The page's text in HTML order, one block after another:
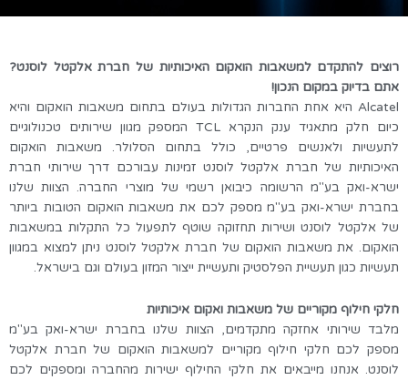
רוצים להתקדם למשאבות הואקום האיכותיות של חברת אלקטל לוסנט?
אתם בדיוק במקום הנכון!
Alcatel היא אחת החברות הגדולות בעולם בתחום משאבות הואקום והיא
כיום חלק מתאגיד ענק הנקרא TCL המספק מגוון שירותים טכנולוגיים
לתעשיות ולאנשים פרטיים, כולל בתחום הסלולר. משאבות הואקום
האיכותיות של חברת אלקטל לוסנט זמינות עבורכם דרך שירותי חברת
ישרא-ואק בע"מ הרשומה כיבואן רשמי של מוצרי החברה. הצוות שלנו
בחברת ישרא-ואק בע"מ מספק לכם את משאבות הואקום הטובות ביותר
של אלקטל לוסנט ושירות תחזוקה שוטף לתפעול כל התקלות במשאבות
הואקום. את משאבות הואקום של חברת אלקטל לוסנט ניתן למצוא במגוון
תעשיות כגון תעשיית הפלסטיק ותעשיית ייצור המזון בעולם וגם בישראל.
חלקי חילוף מקוריים של משאבות ואקום איכותיות
מלבד שירותי אחזקה מתקדמים, הצוות שלנו בחברת ישרא-ואק בע"מ
מספק לכם חלקי חילוף מקוריים למשאבות הואקום של חברת אלקטל
לוסנט. אנחנו מייבאים את חלקי החילוף ישירות מהחברה ומספקים לכם